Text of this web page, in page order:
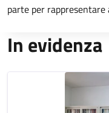
parte per
In evidenza